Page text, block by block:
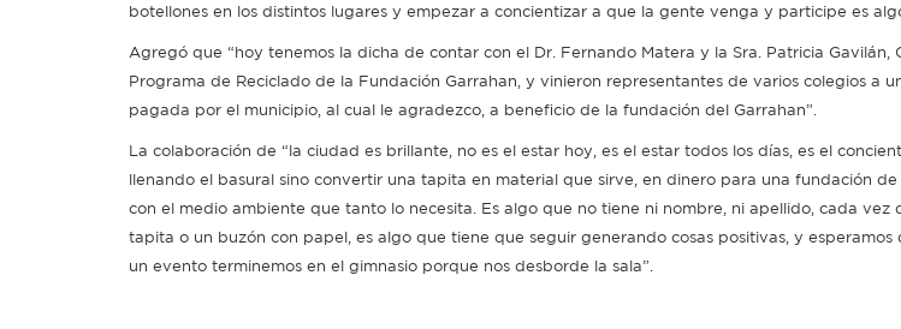
botellones en los distintos lugares y empezar a concientizar a que la gente venga y participe es
Agregó que “hoy tenemos la dicha de contar con el Dr. Fernando Matera y la Sra. Patricia Gavilán,
Programa de Reciclado de la Fundación Garrahan, y vinieron representantes de varios colegios a
pagada por el municipio, al cual le agradezco, a beneficio de la fundación del Garrahan”.
La colaboración de “la ciudad es brillante, no es el estar hoy, es el estar todos los días, es el
llenando el basural sino convertir una tapita en material que sirve, en dinero para una fundación
con el medio ambiente que tanto lo necesita. Es algo que no tiene ni nombre, ni apellido, cada vez
tapita o un buzón con papel, es algo que tiene que seguir generando cosas positivas, y
un evento terminemos en el gimnasio porque nos desborde la sala”.